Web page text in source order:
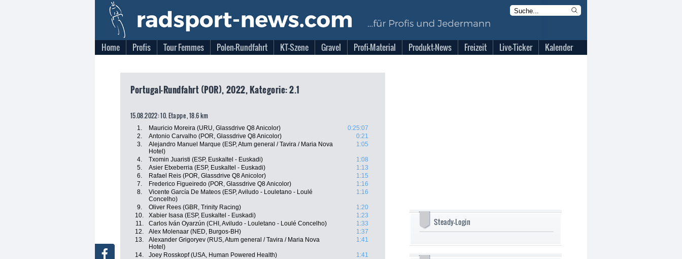
Home Profis Tour Femmes Polen-Rundfahrt KT-Szene Gravel Profi-Material Produkt-News Freizeit Live-Ticker Kalender
Portugal-Rundfahrt (POR), 2022, Kategorie: 2.1
15.08.2022: 10. Etappe , 18.6 km
1. Mauricio Moreira (URU, Glassdrive Q8 Anicolor)
0:25:07
2.
Antonio Carvalho (POR, Glassdrive Q8 Anicolor)
0:21
3.
Alejandro Manuel Marque (ESP, Atum general / Tavira / Maria Nova
Hotel)
1:05
4. Txomin Juaristi (ESP, Euskaltel - Euskadi)
1:08
5.
Asier Etxeberria (ESP, Euskaltel - Euskadi)
1:13
6.
Rafael Reis (POR, Glassdrive Q8 Anicolor)
1:15
7.
Frederico Figueiredo (POR, Glassdrive Q8 Anicolor)
1:16
8.
Vicente García De Mateos (ESP, Aviludo - Louletano - Loulé
Concelho)
1:16
9. Oliver Rees (GBR, Trinity Racing)
1:20
10.
Xabier Isasa (ESP, Euskaltel - Euskadi)
1:23
11.
Carlos Iván Oyarzún (CHI, Aviludo - Louletano - Loulé Concelho)
1:33
12.
Alex Molenaar (NED, Burgos-BH)
1:37
13.
Alexander Grigoryev (RUS, Atum general / Tavira / Maria Nova
Hotel)
1:41
14. Joey Rosskopf (USA, Human Powered Health)
1:41
Steady-Login
Facebook